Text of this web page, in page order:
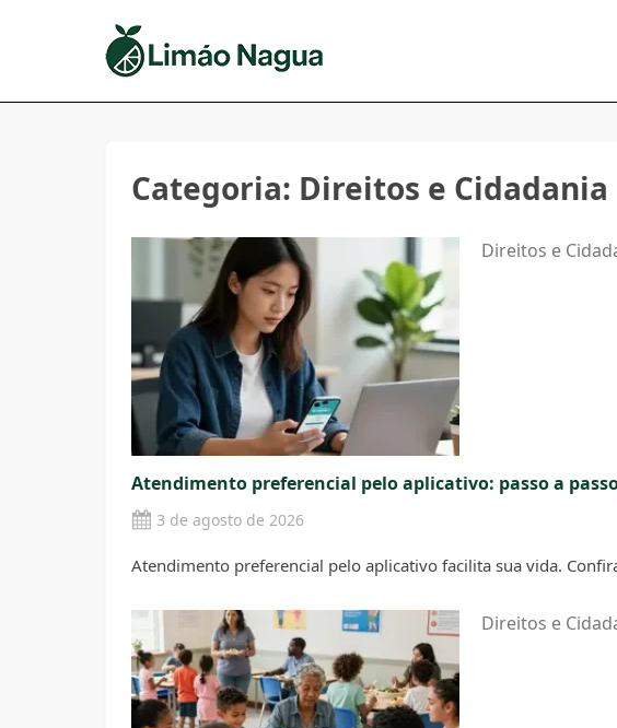
Categoria: Direitos e Cidadania
Direitos e
Atendimento preferencial pelo aplicativo: passo a
3 de agosto de 2026
Atendimento preferencial pelo aplicativo facilita sua vida.
Direitos e